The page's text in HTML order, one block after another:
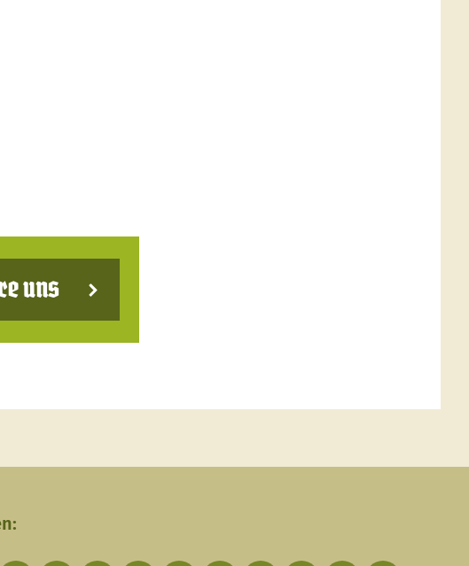
uns